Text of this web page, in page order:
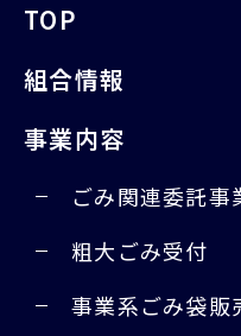
TOP
組合情報
事業内容
ごみ関連委託事
粗大ごみ受付
事業系ごみ袋販